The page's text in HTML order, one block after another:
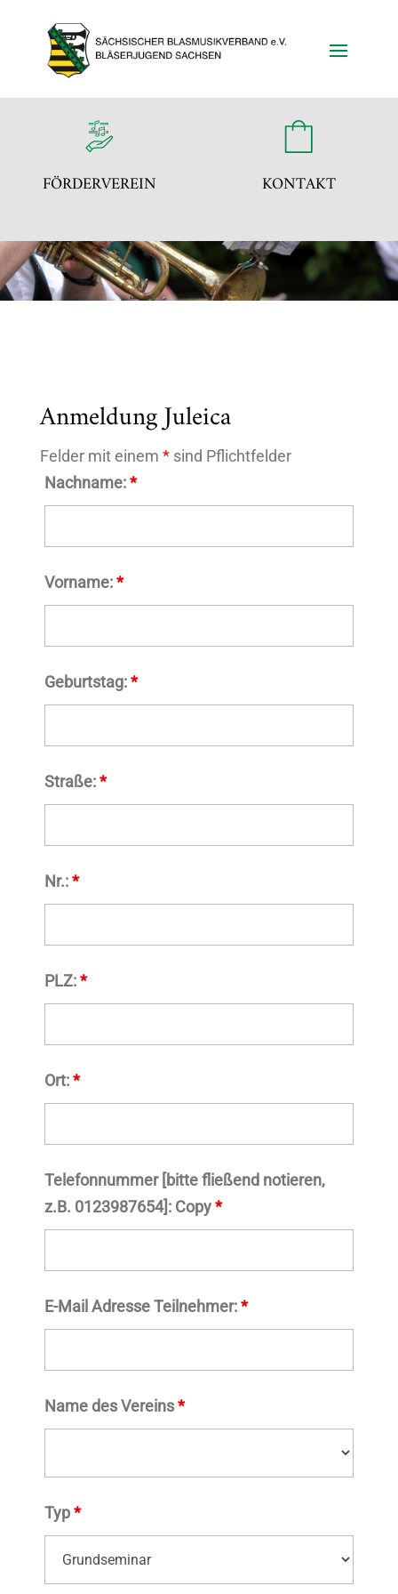
FÖRDERVEREIN KONTAKT
Anmeldung Juleica
Felder mit einem *sind Pflichtfelder
Nachname:*
Vorname:*
Geburtstag:*
Straße:*
Nr.:*
PLZ:*
Ort:*
Telefonnummer [bitte fließend notieren,
z.B. 0123987654]: Copy*
E-Mail Adresse Teilnehmer:*
Name des Vereins*
Typ*